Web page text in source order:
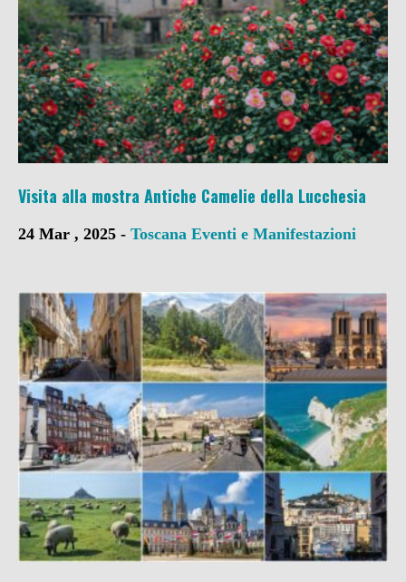
Visita alla mostra Antiche Camelie della Lucchesia
24 Mar , 2025 - Toscana Eventi e Manifestazioni